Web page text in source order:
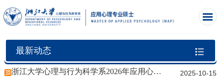
最新动态
浙江大学心理与行为科学系2026年应用心理博士研究生招生简章 2025-10-15